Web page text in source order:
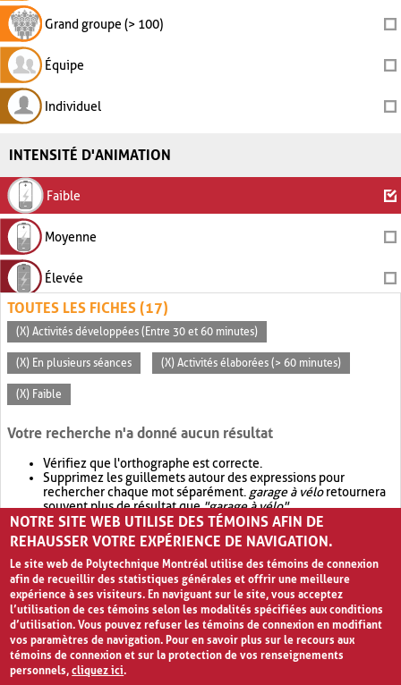
Grand groupe (> 100)
Équipe
Individuel
INTENSITÉ D'ANIMATION
Faible
Moyenne
Élevée
TOUTES LES FICHES (17)
(X) Activités développées (Entre 30 et 60 minutes)
(X) En plusieurs séances (X) Activités élaborées (> 60 minutes)
(X) Faible
Votre recherche n'a donné aucun résultat
Vérifiez que l'orthographe est correcte.
Supprimez les guillemets autour des expressions pour
rechercher chaque mot séparément. garage à véloretournera
souvent plus de résultat que"garage à vélo".
Envisagez d'élargir votre recherche avec OR.garage OR vélo
retournera souvent plus de résultat quegarage à vélo
NOTRE SITE WEB UTILISE DES TÉMOINS AFIN DE
REHAUSSER VOTRE EXPÉRIENCE DE NAVIGATION.
Le site web de Polytechnique Montréal utilise des témoins de connexion
afin de recueillir des statistiques générales et offrir une meilleure
expérience à ses visiteurs. En naviguant sur le site, vous acceptez
l’utilisation de ces témoins selon les modalités spécifiées aux conditions
d’utilisation. Vous pouvez refuser les témoins de connexion en modifiant
vos paramètres de navigation. Pour en savoir plus sur le recours aux
témoins de connexion et sur la protection de vos renseignements
personnels,cliquez ici.